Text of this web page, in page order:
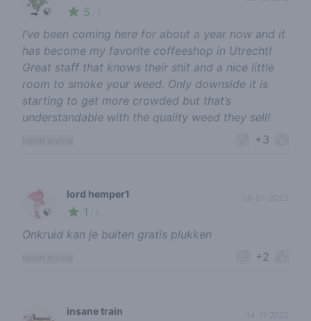
🍃 5
I’ve been coming here for about a year now and it
has become my favorite coffeeshop in Utrecht!
Great staff that knows their shit and a nice little
room to smoke your weed. Only downside it is
starting to get more crowded but that’s
understandable with the quality weed they sell!
+3
🍃
lord hemper1
1
09-07-2023
Onkruid kan je buiten gratis plukken
+2
insane train